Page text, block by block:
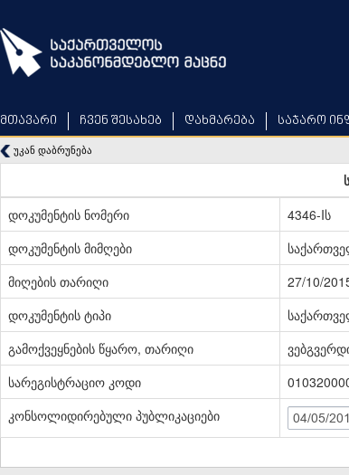
მთავარი ჩვენ შესახებ დახმარება საჯარო
უკან დაბრუნება
დოკუმენტის ნომერი
4346-Iს
დოკუმენტის მიმღები
მიღების თარიღი
27/10/
დოკუმენტის ტიპი
გამოქვეყნების წყარო, თარიღი
სარეგისტრაციო კოდი
კონსოლიდირებული პუბლიკაციები
04/05/